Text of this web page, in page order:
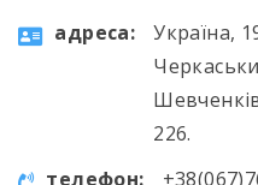
aдресa:
Україна,
226.
телефон: